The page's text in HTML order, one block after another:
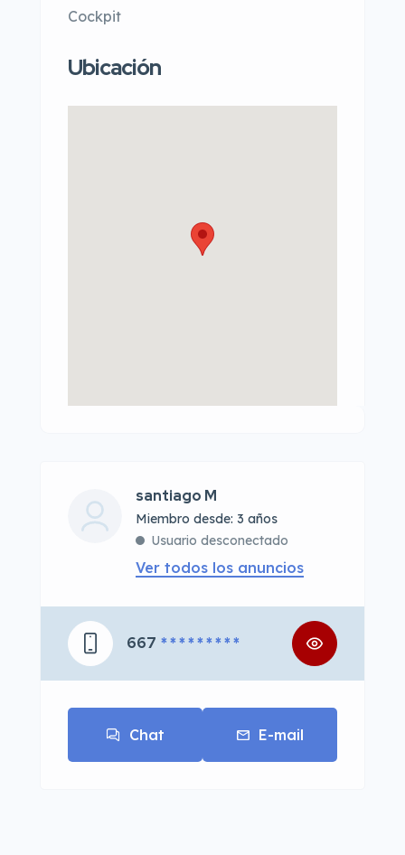
Cockpit
Ubicación
santiago M
Miembro desde: 3 años
Usuario desconectado
Ver todos los anuncios
667 * * * * * * * * *
Chat E-mail